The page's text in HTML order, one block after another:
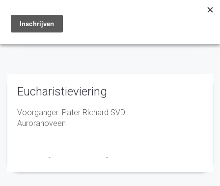
Toggle
navigation
Eucharistieviering
Voorganger: Pater Richard SVD
Auroranoveen
- -